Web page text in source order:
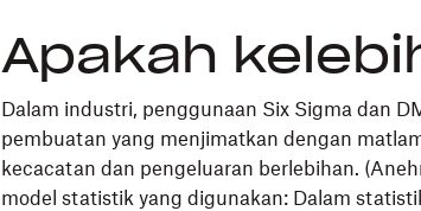
Apakah
Dalam industri, penggunaan Six Sigma dan
pembuatan yang menjimatkan dengan
kecacatan dan pengeluaran berlebihan.
model statistik yang digunakan: Dalam